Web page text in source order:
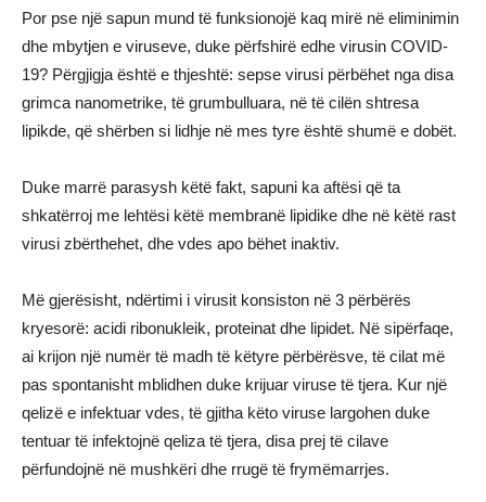
Por pse një sapun mund të funksionojë kaq mirë në eliminimin
dhe mbytjen e viruseve, duke përfshirë edhe virusin COVID-
19? Përgjigja është e thjeshtë: sepse virusi përbëhet nga disa
grimca nanometrike, të grumbulluara, në të cilën shtresa
lipikde, që shërben si lidhje në mes tyre është shumë e dobët.
Duke marrë parasysh këtë fakt, sapuni ka aftësi që ta
shkatërroj me lehtësi këtë membranë lipidike dhe në këtë rast
virusi zbërthehet, dhe vdes apo bëhet inaktiv.
Më gjerësisht, ndërtimi i virusit konsiston në 3 përbërës
kryesorë: acidi ribonukleik, proteinat dhe lipidet. Në sipërfaqe,
ai krijon një numër të madh të këtyre përbërësve, të cilat më
pas spontanisht mblidhen duke krijuar viruse të tjera. Kur një
qelizë e infektuar vdes, të gjitha këto viruse largohen duke
tentuar të infektojnë qeliza të tjera, disa prej të cilave
përfundojnë në mushkëri dhe rrugë të frymëmarrjes.